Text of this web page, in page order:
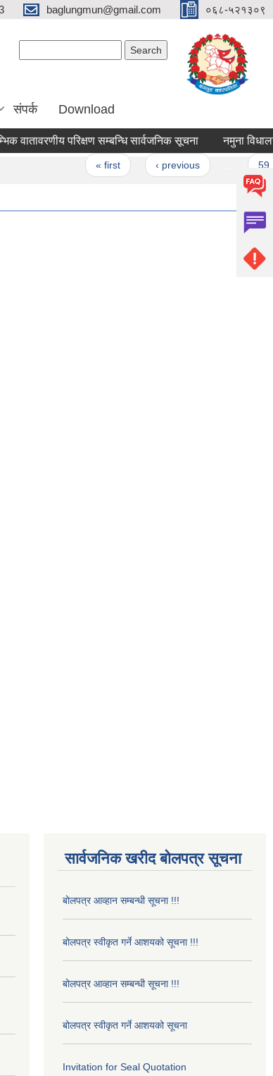
baglungmun@gmail.com ०६८-५२१३०९
संपर्क Download
परिक्षण सम्बन्धि सार्वजनिक सूचना नमुना विधालय
‹ previous …
सार्वजनिक खरीद बोलपत्र सूचना
बोलपत्र आव्हान सम्बन्धी सूचना !!!
बोलपत्र स्वीकृत गर्ने आशयको सूचना !!!
बोलपत्र आव्हान सम्बन्धी सूचना !!!
बोलपत्र स्वीकृत गर्ने आशयको सूचना
Invitation for Seal Quotation